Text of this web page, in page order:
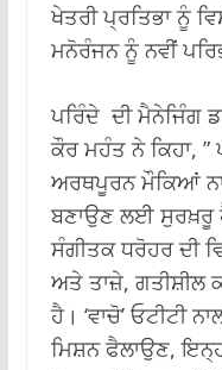
ਖੇਤਰੀ ਪ੍ਰਤਿਭਾ ਨੂੰ
ਮਨੋਰੰਜਨ ਨੂੰ ਨਵੀਂ
ਪਰਿੰਦੇ ਦੀ ਮੈਨੇਜਿੰਗ
ਕੌਰ ਮਹੰਤ ਨੇ ਕਿਹਾ, ”
ਅਰਥਪੂਰਨ ਮੌਕਿਆਂ
ਬਣਾਉਣ ਲਈ ਸੁਰਖ਼ਰੂ
ਸੰਗੀਤਕ ਧਰੋਹਰ ਦੀ
ਅਤੇ ਤਾਜ਼ੇ, ਗਤੀਸ਼ੀਲ
ਹੈ। ‘ਵਾਚੋ’ ਓਟੀਟੀ
ਮਿਸ਼ਨ ਫੈਲਾਉਣ,